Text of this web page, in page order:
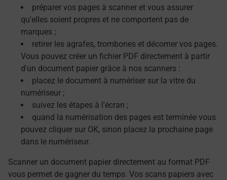
préparer vos pages à scanner et vous assurer
qu'elles soient propres et ne comportent pas de
marques ;
retirer les agrafes, trombones et décorner vos pages.
Vous pouvez créer un fichier PDF directement à partir
d'un document papier grâce à nos scanners :
placez le document à numériser sur la vitre du
numériseur ;
suivez les étapes à l'écran ;
quand la numérisation des pages est terminée vous
pouvez cliquer sur OK, sinon placez la prochaine page
dans le numériseur.
Scanner un document papier directement au format PDF
vous permet de gagner du temps. Vos scans papiers avec